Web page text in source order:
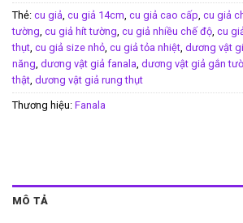
Thẻ: cu giả cu giả 14cm cu giả cao cấp cu giả
tường cu giả hít tường cu giả nhiều chế độ cu
thụt cu giả size nhỏ cu giả tỏa nhiệt dương vật
năng dương vật giả fanala dương vật giả gắn
thật dương vật giả rung thụt
Thương hiệu: Fanala
MÔ TẢ